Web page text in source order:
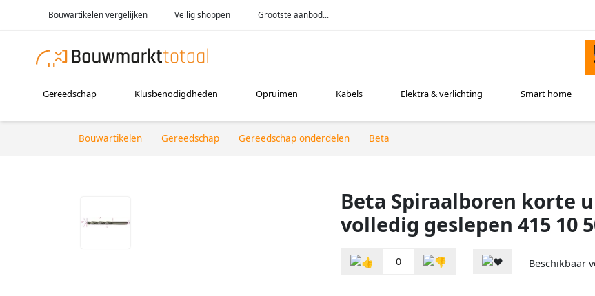
Bouwartikelen vergelijken Veilig shoppen Grootste aanbod...
Gereedschap Klusbenodigdheden Opruimen Kabels Elektra & verlichting Smart home
Bouwartikelen Gereedschap Gereedschap onderdelen Beta
Beta Spiraalboren korte
volledig geslepen 415 10
0 Beschikbaar